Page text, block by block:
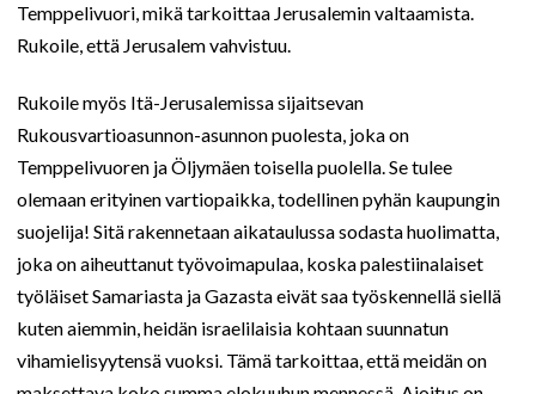
Temppelivuori, mikä tarkoittaa Jerusalemin valtaamista.
Rukoile, että Jerusalem vahvistuu.
Rukoile myös Itä-Jerusalemissa sijaitsevan
Rukousvartioasunnon-asunnon puolesta, joka on
Temppelivuoren ja Öljymäen toisella puolella. Se tulee
olemaan erityinen vartiopaikka, todellinen pyhän kaupungin
suojelija! Sitä rakennetaan aikataulussa sodasta huolimatta,
joka on aiheuttanut työvoimapulaa, koska palestiinalaiset
työläiset Samariasta ja Gazasta eivät saa työskennellä siellä
kuten aiemmin, heidän israelilaisia kohtaan suunnatun
vihamielisyytensä vuoksi. Tämä tarkoittaa, että meidän on